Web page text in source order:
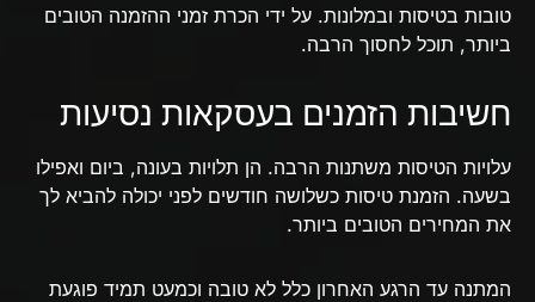
טובות בטיסות ובמלונות. על ידי הכרת זמני ההזמנה הטובים
ביותר, תוכל לחסוך הרבה.
חשיבות הזמנים בעסקאות נסיעות
עלויות הטיסות משתנות הרבה. הן תלויות בעונה, ביום ואפילו
בשעה. הזמנת טיסות כשלושה חודשים לפני יכולה להביא לך
את המחירים הטובים ביותר.
המתנה עד הרגע האחרון כלל לא טובה וכמעט תמיד פוגעת